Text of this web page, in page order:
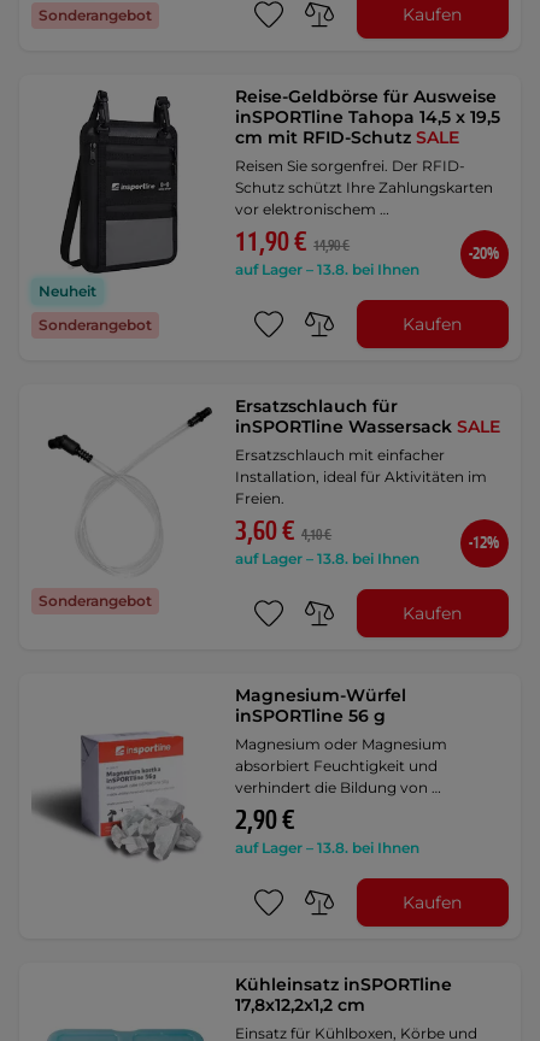
Sonderangebot
Kaufen
Neuheit
Sonderangebot
Reise-Geldbörse für Ausweise
inSPORTline Tahopa 14,5 x 19,5
cm mit RFID-SchutzSALE
Reisen Sie sorgenfrei. Der RFID-
Schutz schützt Ihre Zahlungskarten
vor elektronischem …
11,90 € 14,90 €
auf Lager – 13.8. bei Ihnen
-20%
Kaufen
Sonderangebot
Ersatzschlauch für
inSPORTline WassersackSALE
Ersatzschlauch mit einfacher
Installation, ideal für Aktivitäten im
Freien.
3,60 € 4,10 €
auf Lager – 13.8. bei Ihnen
-12%
Kaufen
Magnesium-Würfel
inSPORTline 56 g
Magnesium oder Magnesium
absorbiert Feuchtigkeit und
verhindert die Bildung von …
2,90 €
auf Lager – 13.8. bei Ihnen
Kaufen
Kühleinsatz inSPORTline
17,8x12,2x1,2 cm
Einsatz für Kühlboxen, Körbe und